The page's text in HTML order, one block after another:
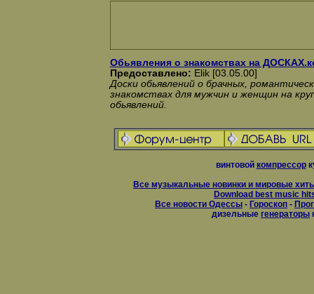
Обьявления о знакомствах на
Предоставлено: Elik [03.05.00]
Доски обьявлений о брачных,
знакомствах для мужчин и женщин на
обьявлений.
винтовой компрессор
Все музыкальные новинки и мировые
Download best music
Все новости Одессы - Гороскоп -
дизельные генераторы